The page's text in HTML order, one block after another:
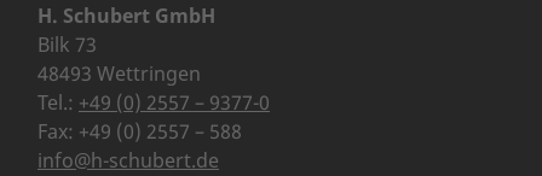
H. Schubert GmbH
Bilk 73
48493 Wettringen
Tel.: +49 (0) 2557 – 9377-0
Fax: +49 (0) 2557 – 588
info@h-schubert.de